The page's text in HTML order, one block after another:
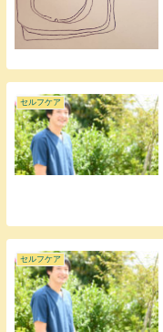
セルフケア
セルフケア